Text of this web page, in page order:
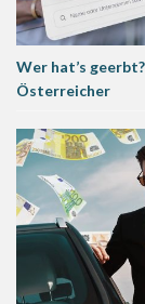
Wer hat’s
Österreicher